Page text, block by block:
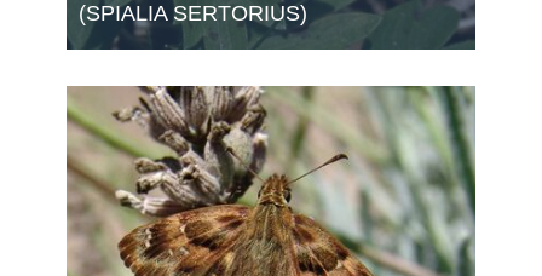
(SPIALIA SERTORIUS)